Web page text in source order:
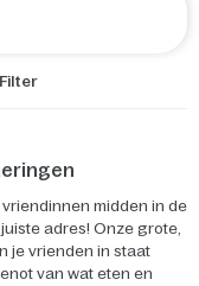
Filter
midden in de
adres! Onze grote,
je vrienden in staat
van wat eten en